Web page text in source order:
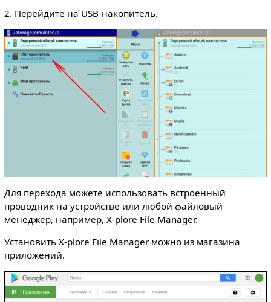
2. Перейдите на USB-накопитель.
Для перехода можете использовать встроенный
проводник на устройстве или любой файловый
менеджер, например, X-plore File Manager.
Установить X-plore File Manager можно из магазина
приложений.